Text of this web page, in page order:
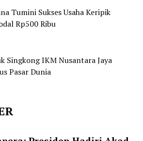
Tumini Sukses Usaha Keripik
Rp500 Ribu
Singkong IKM Nusantara Jaya
Pasar Dunia